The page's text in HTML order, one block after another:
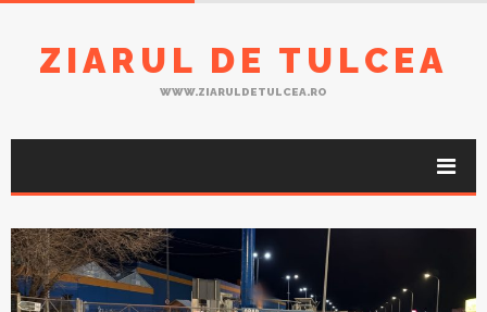
ZIARUL DE TULCEA
WWW.ZIARULDETULCEA.RO